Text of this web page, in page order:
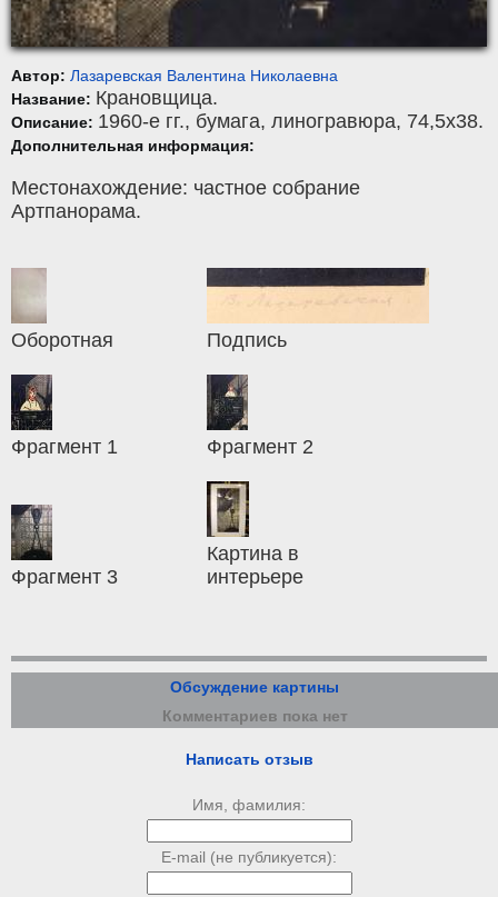
Автор: Лазаревская Валентина Николаевна
Название: Крановщица.
Описание: 1960-е гг., бумага, линогравюра, 74,5x38.
Дополнительная информация:
Местонахождение: частное собрание
Артпанорама.
Оборотная Подпись
Фрагмент 1 Фрагмент 2
Фрагмент 3
Картина в
интерьере
Обсуждение картины
Комментариев пока нет
Написать отзыв
Имя, фамилия:
E-mail (не публикуется):